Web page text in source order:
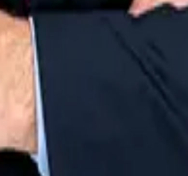
do Meu Curso. Advogada.